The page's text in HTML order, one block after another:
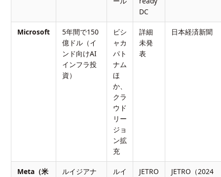
DC
Microsoft
5年間で150
億ドル（イ
ンド向けAI
インフラ投
資）
ビシ
ャカ
パト
ナム
ほ
か、
クラ
ウド
リー
ジョ
ン拡
充
詳細
未発
表
日本経済新聞
Meta（米
ルイジアナ
ルイ
JETRO
JETRO（2024